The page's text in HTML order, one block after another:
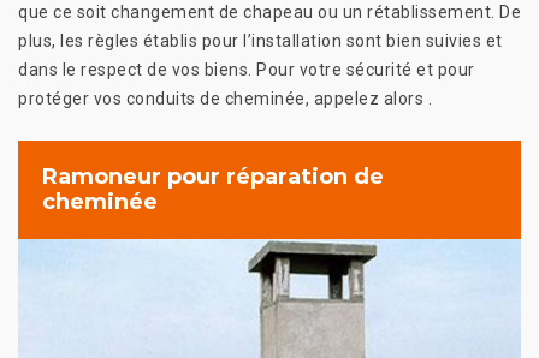
que ce soit changement de chapeau ou un rétablissement. De
plus, les règles établis pour l’installation sont bien suivies et
dans le respect de vos biens. Pour votre sécurité et pour
protéger vos conduits de cheminée, appelez alors .
Ramoneur pour réparation de
cheminée